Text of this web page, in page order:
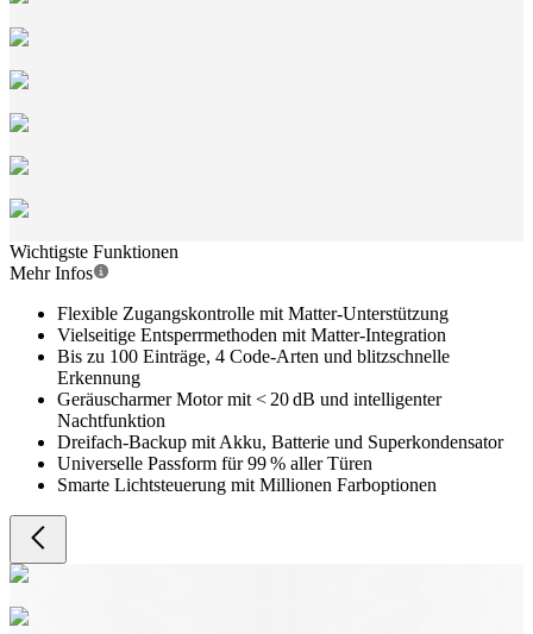
Wichtigste Funktionen
Mehr Infos
Flexible Zugangskontrolle mit Matter-Unterstützung
Vielseitige Entsperrmethoden mit Matter-Integration
Bis zu 100 Einträge, 4 Code-Arten und blitzschnelle
Erkennung
Geräuscharmer Motor mit < 20 dB und intelligenter
Nachtfunktion
Dreifach-Backup mit Akku, Batterie und Superkondensator
Universelle Passform für 99 % aller Türen
Smarte Lichtsteuerung mit Millionen Farboptionen